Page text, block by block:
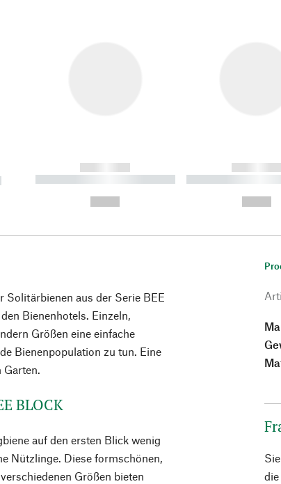
------------
----------- ----------- ----------
------------
-----------
Solitärbienen aus der Serie BEE
Bienenhotels. Einzeln,
Größen eine einfache
Bienenpopulation zu tun. Eine
Garten.
BLOCK
auf den ersten Blick wenig
Nützlinge. Diese formschönen,
Größen bieten